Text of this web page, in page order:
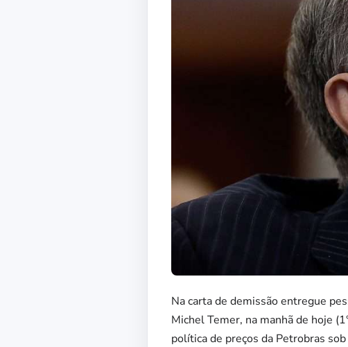
Na carta de demissão entregue
Michel Temer, na manhã de hoje
política de preços da Petrobras